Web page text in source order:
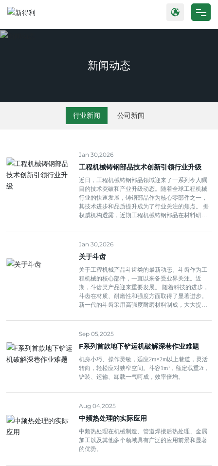
网站首页
联系我们
新闻动态
行业新闻 公司新闻
Jan 30,2026
工程机械铸钢部品技术创新引领行业升级
近日，工程机械铸钢部品领域迎来了一系列令人瞩
目的技术突破和产业升级动态。随着全球工程机械
行业的快速发展，铸钢部品作为核心零部件之一，
其技术进步和品质提升成为了行业关注的焦点。 据
权威机构透露，近期工程机械铸钢部品在材料研
新型铸钢材料的应用，使得部品的强度、耐磨性和
耐腐蚀性能得到了大幅度提升，满足了极端工况下
Jan 30,2026
关于斗齿
关于工程机械产品斗齿类的最新动态。斗齿作为工
程机械的核心部件，一直以来备受业界关注。近
期，斗齿类产品迎来重要发展。 随着科技的进步，
斗齿在材质、耐磨性和强度方面取得了显著进步。
新一代的斗齿采用高强度耐磨材料制成，大大提升
计也在不断创新，以满足不同工程机械的需求。
Sep 05,2025
F系列首款地下铲运机破解深巷作业难题
机身小巧、操作灵敏，适应2m×2m以上巷道，灵活
转向，轻松应对狭窄空间。斗容1m³，额定载重2t，
铲装、运输、卸载一气呵成，效率倍增。
Aug 04,2025
中频热处理的实际应用
中频热处理在机械制造、管道焊接后热处理、金属
加工以及其他多个领域具有广泛的应用前景和显著
的优势。